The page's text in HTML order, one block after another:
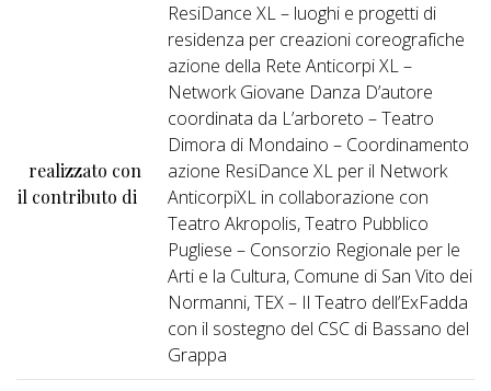
realizzato con
il contributo di
ResiDance XL – luoghi e progetti di
residenza per creazioni coreografiche
azione della Rete Anticorpi XL –
Network Giovane Danza D’autore
coordinata da L’arboreto – Teatro
Dimora di Mondaino – Coordinamento
azione ResiDance XL per il Network
AnticorpiXL in collaborazione con
Teatro Akropolis, Teatro Pubblico
Pugliese – Consorzio Regionale per le
Arti e la Cultura, Comune di San Vito dei
Normanni, TEX – Il Teatro dell’ExFadda
con il sostegno del CSC di Bassano del
Grappa